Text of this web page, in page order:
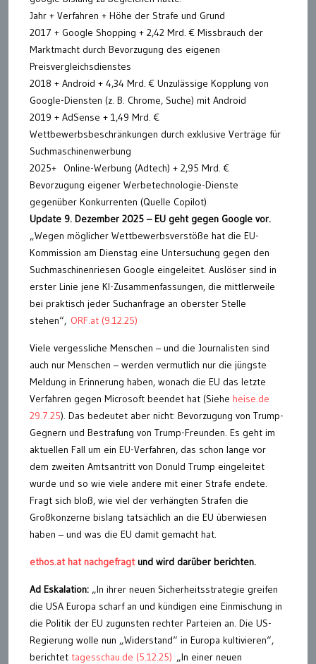
Jahr + Verfahren + Höhe der Strafe und Grund
2017 + Google Shopping + 2,42 Mrd. € Missbrauch der
Marktmacht durch Bevorzugung des eigenen
Preisvergleichsdienstes
2018 + Android + 4,34 Mrd. € Unzulässige Kopplung von
Google-Diensten (z. B. Chrome, Suche) mit Android
2019 + AdSense + 1,49 Mrd. €
Wettbewerbsbeschränkungen durch exklusive Verträge für
Suchmaschinenwerbung
2025+ Online-Werbung (Adtech) + 2,95 Mrd. €
Bevorzugung eigener Werbetechnologie-Dienste
gegenüber Konkurrenten (Quelle Copilot)
Update 9. Dezember 2025 – EU geht gegen Google vor.
„Wegen möglicher Wettbewerbsverstöße hat die EU-
Kommission am Dienstag eine Untersuchung gegen den
Suchmaschinenriesen Google eingeleitet. Auslöser sind in
erster Linie jene KI-Zusammenfassungen, die mittlerweile
bei praktisch jeder Suchanfrage an oberster Stelle
stehen“, ORF.at (9.12.25)
Viele vergessliche Menschen – und die Journalisten sind
auch nur Menschen – werden vermutlich nur die jüngste
Meldung in Erinnerung haben, wonach die EU das letzte
Verfahren gegen Microsoft beendet hat (Siehe heise.de
29.7.25). Das bedeutet aber nicht: Bevorzugung von Trump-
Gegnern und Bestrafung von Trump-Freunden. Es geht im
aktuellen Fall um ein EU-Verfahren, das schon lange vor
dem zweiten Amtsantritt von Donuld Trump eingeleitet
wurde und so wie viele andere mit einer Strafe endete.
Fragt sich bloß, wie viel der verhängten Strafen die
Großkonzerne bislang tatsächlich an die EU überwiesen
haben – und was die EU damit gemacht hat.
ethos.at hat nachgefragtund wird darüber berichten.
Ad Eskalation: „In ihrer neuen Sicherheitsstrategie greifen
die USA Europa scharf an und kündigen eine Einmischung in
die Politik der EU zugunsten rechter Parteien an. Die US-
Regierung wolle nun „Widerstand“ in Europa kultivieren“,
berichtet tagesschau.de (5.12.25) „In einer neuen